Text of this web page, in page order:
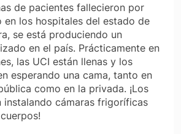
de pacientes fallecieron por
los hospitales del estado de
se está produciendo un
en el país. Prácticamente en
las UCI están llenas y los
esperando una cama, tanto en
como en la privada. ¡Los
instalando cámaras frigoríficas